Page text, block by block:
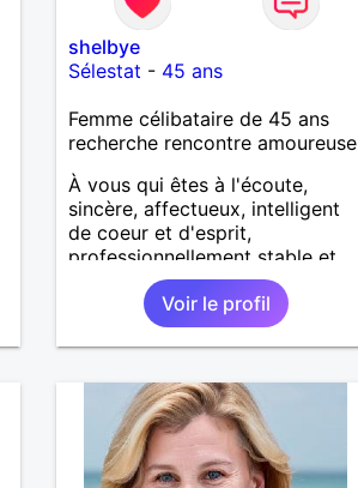
shelbye
Sélestat - 45 ans
Femme célibataire de 45 ans
recherche rencontre amoureuse
À vous qui êtes à l'écoute,
sincère, affectueux, intelligent
de coeur et d'esprit,
professionnellement stable et
disponible, je vous tends la main
afin de parcourir ensemble un
bout de chemin en espérant que
la route soit longue.
Voir le profil